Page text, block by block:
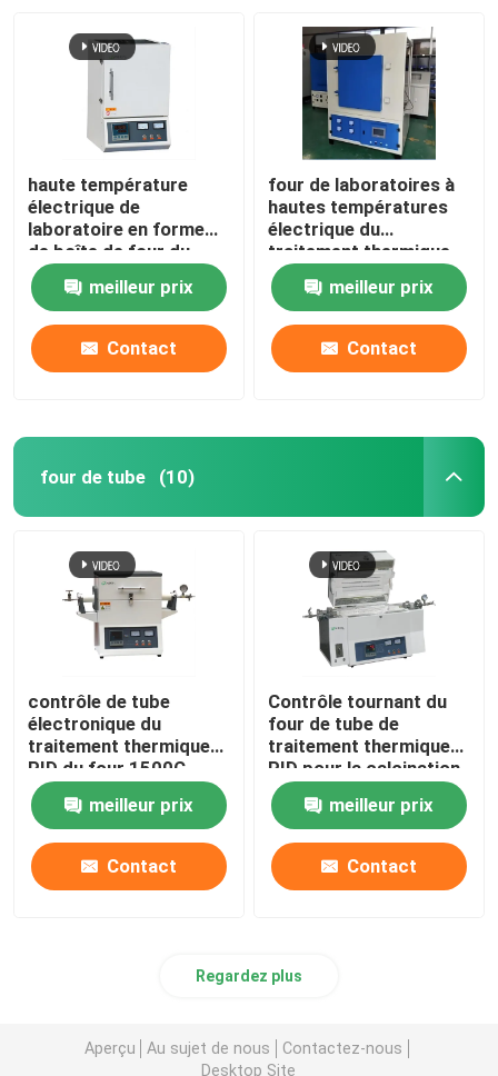
haute température
électrique de
laboratoire en forme
de boîte de four du
traitement thermique
1200C avec le fil de
résistance
meilleur prix
Contact
four de laboratoires à
hautes températures
électrique du
traitement thermique
1400C avec le fil de
résistancemeilleur prix
Contact
four de tube (10)
contrôle de tube
électronique du
traitement thermique
PID du four 1500C
meilleur prix
Contact
Contrôle tournant du
four de tube de
traitement thermique
PID pour la calcination
et le séchage de
laboratoiremeilleur prix
Contact
Regardez plus
Aperçu Au sujet de nous
Contactez-nous
Desktop Site